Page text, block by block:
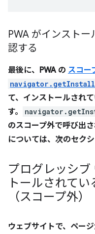
PWA がインスト
認する
最後に、PWA の スコー
て、インストールされ
す。
のスコープ外で呼び出さ
については、次のセク
プログレッシ
トールされて
（スコープ外）
ウェブサイトで、ペー